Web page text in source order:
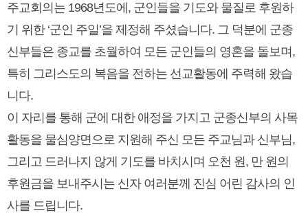
주교회의는 1968년도에, 군인들을 기도와 물질로 후원하
기 위한 ‘군인 주일’을 제정해 주셨습니다. 그 덕분에 군종
신부들은 종교를 초월하여 모든 군인들의 영혼을 돌보며,
특히 그리스도의 복음을 전하는 선교활동에 주력해 왔습
니다.
이 자리를 통해 군에 대한 애정을 가지고 군종신부의 사목
활동을 물심양면으로 지원해 주신 모든 주교님과 신부님,
그리고 드러나지 않게 기도를 바치시며 오천 원, 만 원의
후원금을 보내주시는 신자 여러분께 진심 어린 감사의 인
사를 드립니다.